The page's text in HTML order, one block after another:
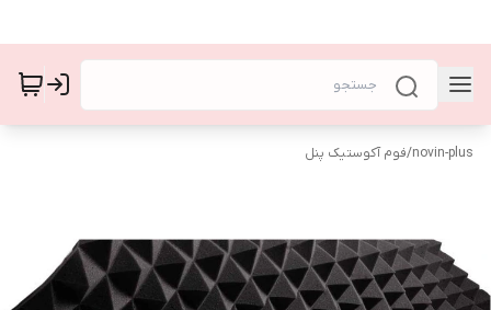
novin-plus
/فوم آکوستیک پنل